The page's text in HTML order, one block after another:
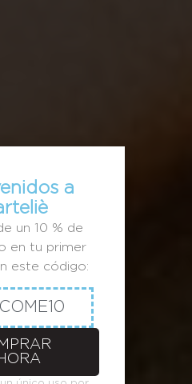
a
un 10 % de
en tu primer
este código: